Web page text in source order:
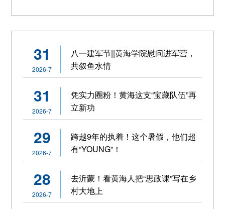
31
2026-7
八一建军节||黄海学院慰问进军营，
共叙鱼水情
31
2026-7
凭实力圈粉！黄海这支“宝藏队伍”再
立新功
29
2026-7
跨越9年的执着！这个暑假，他们超
有“YOUNG”！
28
2026-7
去沂蒙！看黄海人把“思政课”写在乡
村大地上